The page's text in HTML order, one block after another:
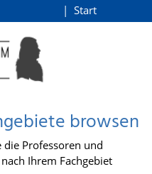
Start
browsen
die Professoren und
Ihrem Fachgebiet